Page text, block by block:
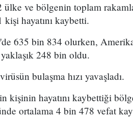
ve bölgenin toplam
hayatını kaybetti.
635 bin 834 olurken,
248 bin oldu.
bulaşma hızı yavaşladı.
kişinin hayatını kaybettiği
ortalama 4 bin 478 vefat